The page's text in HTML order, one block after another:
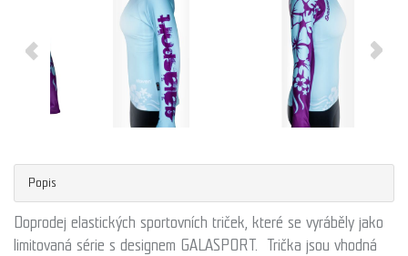
Popis
Doprodej elastických sportovních triček, které se vyráběly jako
limitovaná série s designem GALASPORT. Trička jsou vhodná